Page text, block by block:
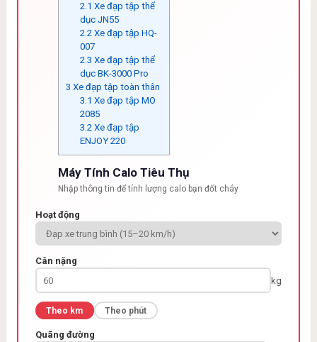
2.1 Xe đạp tập thể
dục JN55
2.2Xe đạp tập HQ-
007
2.3 Xe đạp tập thể
dục BK-3000 Pro
3 Xe đạp tập toàn thân
3.1 Xe đạp tập MO
2085
3.2Xe đạp tập
ENJOY 220
Máy Tính Calo Tiêu Thụ
Nhập thông tin để tính lượng calo bạn đốt cháy
Hoạt động
Cân nặng
kg
Theo km Theo phút
Quãng đường